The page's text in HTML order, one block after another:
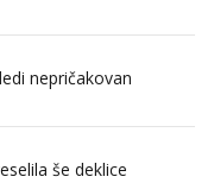
nepričakovan
še deklice